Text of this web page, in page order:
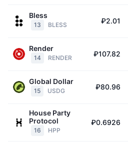
Общая статистика NFT
Предстоящие продажи
Деривативы
Обзор
Ставки финансирования
Промоакции
Аирдропы
Изучайте и
Календари
Bless
13 BLESS ₽2.01
Render
14 RENDER ₽107.82
Global Dollar
15 USDG ₽80.96
House Party
Protocol
16 HPP
₽0.6926